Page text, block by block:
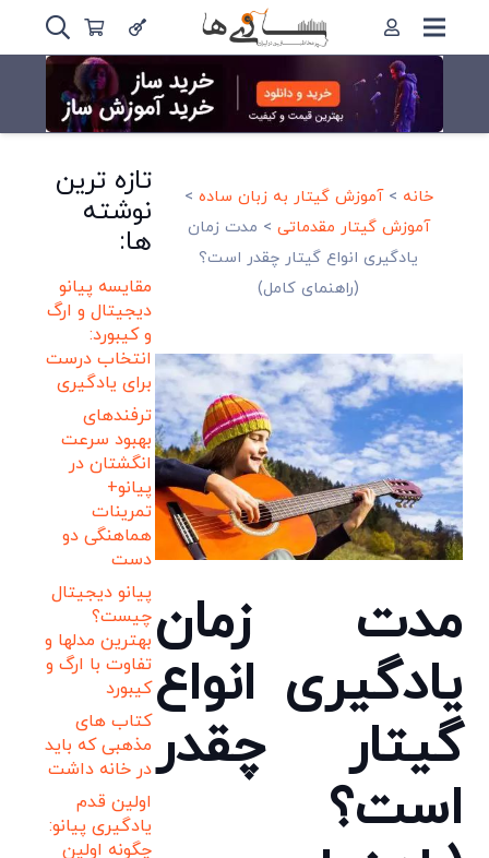
خانه >آموزش گیتار به زبان ساده >
آموزش گیتار مقدماتی > مدت زمان
یادگیری انواع گیتار چقدر است؟
(راهنمای کامل)
مدت زمان
یادگیری انواع
گیتار چقدر
است؟
تازه ترین
نوشته
ها:
مقایسه پیانو
دیجیتال و ارگ
و کیبورد:
انتخاب درست
برای یادگیری
ترفندهای
بهبود سرعت
انگشتان در
پیانو+
تمرینات
هماهنگی دو
دست
پیانو دیجیتال
چیست؟
بهترین مدلها و
تفاوت با ارگ و
کیبورد
کتاب های
مذهبی که باید
در خانه داشت
اولین قدم
یادگیری پیانو:
چگونه اولین